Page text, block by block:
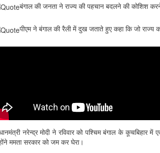
बंगाल की जनता ने राज्य की पहचान बदलने की कोशिश
पीएम ने बंगाल की रैली में दुख जताते हुए कहा कि जो
नरेन्द्र मोदी ने रविवार को पश्चिम बंगाल के कूचबिहार
ममता सरकार को जम कर घेरा।